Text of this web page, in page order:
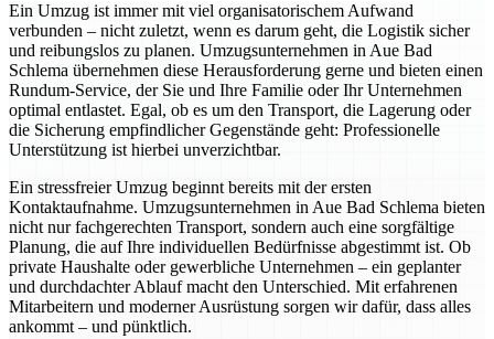
Ein Umzug ist immer mit viel organisatorischem Aufwand
verbunden – nicht zuletzt, wenn es darum geht, die Logistik sicher
und reibungslos zu planen. Umzugsunternehmen in Aue Bad
Schlema übernehmen diese Herausforderung gerne und bieten einen
Rundum-Service, der Sie und Ihre Familie oder Ihr Unternehmen
optimal entlastet. Egal, ob es um den Transport, die Lagerung oder
die Sicherung empfindlicher Gegenstände geht: Professionelle
Unterstützung ist hierbei unverzichtbar.
Ein stressfreier Umzug beginnt bereits mit der ersten
Kontaktaufnahme. Umzugsunternehmen in Aue Bad Schlema bieten
nicht nur fachgerechten Transport, sondern auch eine sorgfältige
Planung, die auf Ihre individuellen Bedürfnisse abgestimmt ist. Ob
private Haushalte oder gewerbliche Unternehmen – ein geplanter
und durchdachter Ablauf macht den Unterschied. Mit erfahrenen
Mitarbeitern und moderner Ausrüstung sorgen wir dafür, dass alles
ankommt – und pünktlich.